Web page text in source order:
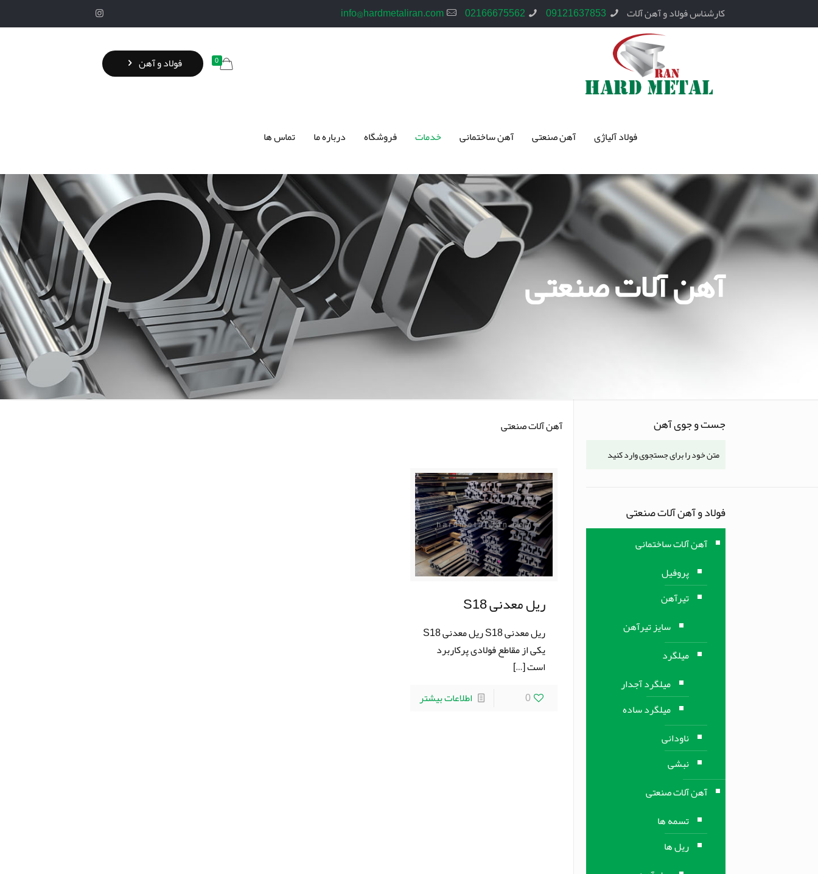
کارشناس فولاد و آهن آلات 09121637853
02166675562
info@hardmetaliran.com
فولاد آلیاژی آهن صنعتی آهن ساختمانی خدمات فروشگاه درباره ما تماس ها
0 فولاد و آهن
آهن آلات صنعتی
آهن آلات صنعتی
ریل معدنی S18
ریل معدنی S18 ریل معدنی S18
یکی از مقاطع فولادی پرکاربرد
است[…]
0
اطلاعات بیشتر
جست و جوی آهن
فولاد و آهن آلات صنعتی
آهن آلات ساختمانی
پروفیل
تیرآهن
سایز تیرآهن
میلگرد
میلگرد آجدار
میلگرد ساده
ناودانی
نبشی
آهن آلات صنعتی
تسمه ها
ریل ها